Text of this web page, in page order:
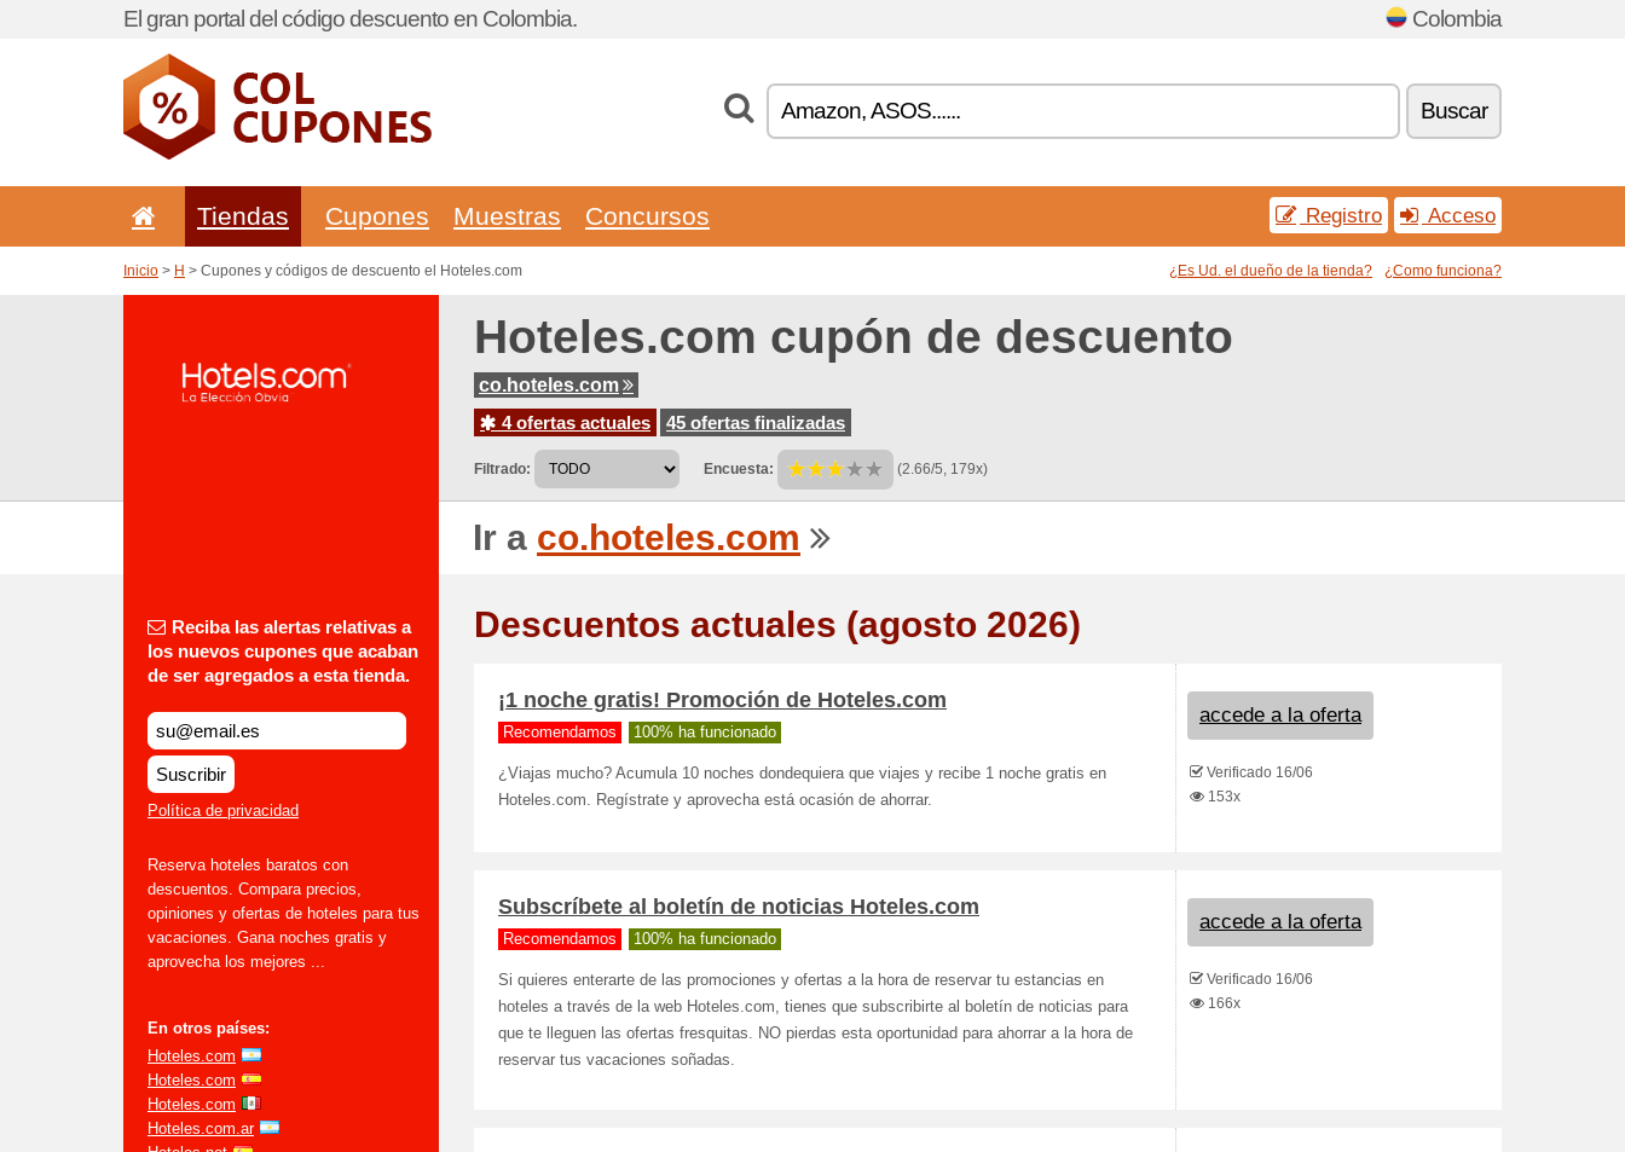
El gran portal del código descuento en Colombia. Colombia
Buscar
Tiendas Cupones Muestras Concursos Registro Acceso
Inicio > H > Cupones y códigos de descuento el Hoteles.com ¿Es Ud. el dueño de la tienda? ¿Como funciona?
Hoteles.com cupón de descuento
co.hoteles.com
4 ofertas actuales
45 ofertas finalizadas
Filtrado: Encuesta: (2.66/5, 179x)
Ir a co.hoteles.com
Reciba las alertas relativas a
los nuevos cupones que acaban
de ser agregados a esta tienda.
Suscribir
Política de privacidad
Reserva hoteles baratos con
descuentos. Compara precios,
opiniones y ofertas de hoteles para tus
vacaciones. Gana noches gratis y
aprovecha los mejores ...
En otros países:
Hoteles.com
Hoteles.com
Hoteles.com
Hoteles.com.ar
Descuentos actuales (agosto 2026)
¡1 noche gratis! Promoción de Hoteles.com
Recomendamos 100% ha funcionado
¿Viajas mucho? Acumula 10 noches dondequiera que viajes y recibe 1 noche gratis en
Hoteles.com. Regístrate y aprovecha está ocasión de ahorrar.
accede a la oferta
Verificado 16/06
153x
Subscríbete al boletín de noticias Hoteles.com
Recomendamos 100% ha funcionado
Si quieres enterarte de las promociones y ofertas a la hora de reservar tu estancias en
hoteles a través de la web Hoteles.com, tienes que subscribirte al boletín de noticias para
que te lleguen las ofertas fresquitas. NO pierdas esta oportunidad para ahorrar a la hora de
reservar tus vacaciones soñadas.
accede a la oferta
Verificado 16/06
166x